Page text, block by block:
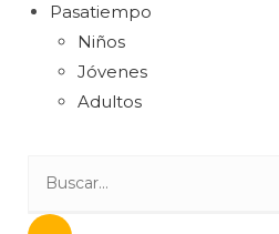
Pasatiempo
Niños
Jóvenes
Adultos